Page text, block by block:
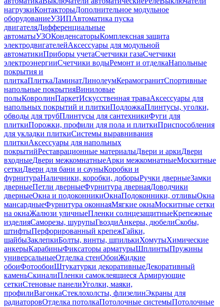
нагрузкиКонтакторыДополнительное модульное
оборудованиеУЗИПАвтоматика пуска
двигателяДифференциальные
автоматыУЗОКонденсаторыКомплексная защита
электродвигателейАксессуары для модульной
автоматикиПриборы учетаСчетчики газаСчетчики
электроэнергииСчетчики водыРемонт и отделкаНапольные
покрытия и
плиткаПлиткаЛаминатЛинолеумКерамогранитСпортивные
напольные покрытияВиниловые
полыКовролинПаркетИскусственная траваАксессуары для
напольных покрытий и плиткиПодложкаПлинтусы, уголки,
обводы для трубПлинтусы для сантехникиФуги для
плиткиПорожки, профили для пола и плиткиПриспособления
для укладки плиткиСистемы выравнивания
плиткиАксессуары для напольных
покрытийРеставрационные материалыДвери и аркиДвери
входныеДвери межкомнатныеАрки межкомнатныеМоскитные
сеткиДвери для бани и сауныКоробки и
фурнитураНаличники, коробки, доборыРучки дверныеЗамки
дверныеПетли дверныеФурнитура двернаяДоводчики
дверныеОкна и подоконникиОкнаПодоконники, отливыОкна
мансардныеФурнитура оконнаяМягкие окнаМоскитные сетки
на окнаЖалюзи уличныеПленки солнцезащитныеКрепежные
изделияСаморезы, шурупыГвоздиАнкеры, дюбелиСкобы,
штифтыПерфорированный крепежГайки,
шайбыЗаклепкиБолты, винты, шпилькиХомутыХимические
анкерыКарабиныФиксаторы арматурыШплинтыПружины
универсальныеОтделка стенОбоиЖидкие
обоиФотообоиШтукатурки декоративныеДекоративный
каменьСкиналиПленки самоклеящиеся Армирующие
сеткиСтеновые панелиУголки, маяки,
профилиВагонкаСтеклохолсты, флизелинЭкраны для
радиаторовОтделка потолкаПотолочные системыПотолочные